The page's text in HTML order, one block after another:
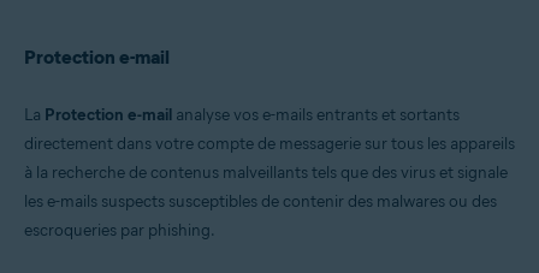
Protection e-mail
La Protection e-mail analyse vos e-mails entrants et sortants
directement dans votre compte de messagerie sur tous les appareils
à la recherche de contenus malveillants tels que des virus et signale
les e-mails suspects susceptibles de contenir des malwares ou des
escroqueries par phishing.